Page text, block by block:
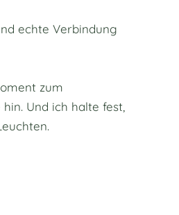
echte Verbindung
zum
Und ich halte fest,